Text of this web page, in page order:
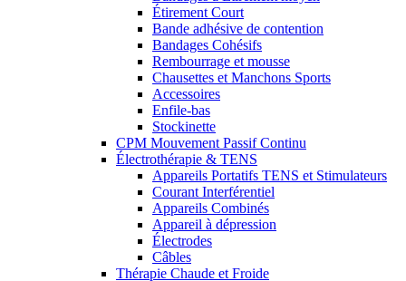
Étirement Court
Bande adhésive de contention
Bandages Cohésifs
Rembourrage et mousse
Chausettes et Manchons Sports
Accessoires
Enfile-bas
Stockinette
CPM Mouvement Passif Continu
Électrothérapie & TENS
Appareils Portatifs TENS et Stimulateurs
Courant Interférentiel
Appareils Combinés
Appareil à dépression
Électrodes
Câbles
Thérapie Chaude et Froide